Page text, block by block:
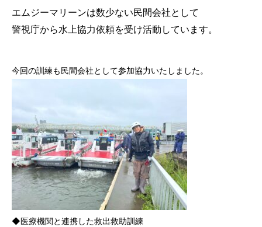
エムジーマリーンは数少ない民間会社として
警視庁から水上協力依頼を受け活動しています。
今回の訓練も民間会社として参加協力いたしました。
◆医療機関と連携した救出救助訓練